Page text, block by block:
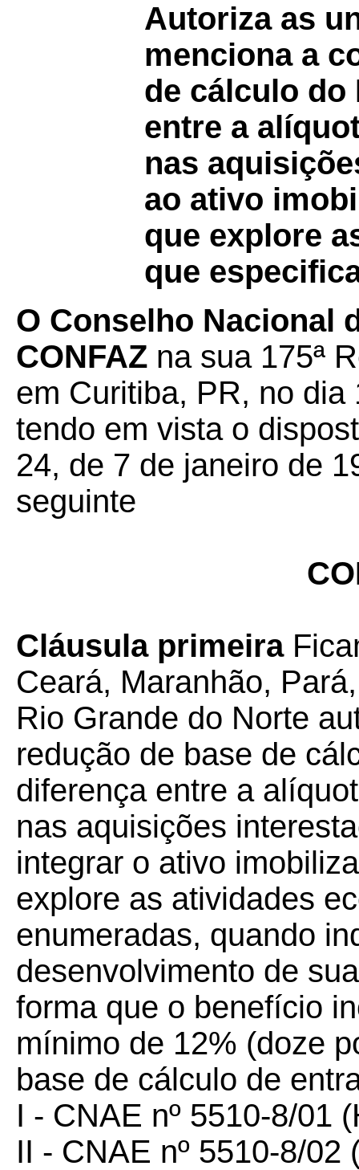
Autoriza as
menciona a
de cálculo do
entre a
nas
ao ativo
que explore
que
O Conselho Nacional
CONFAZ na sua 175ª
em Curitiba, PR, no
tendo em vista o
24, de 7 de janeiro de
seguinte
Cláusula primeira
Ceará, Maranhão,
Rio Grande do Norte
redução de base de
diferença entre a
nas aquisições
integrar o ativo
explore as atividades
enumeradas, quando
desenvolvimento de
forma que o benefício
mínimo de 12% (doze
base de cálculo de
I - CNAE nº 5510-8/01
II - CNAE nº 5510-8/02